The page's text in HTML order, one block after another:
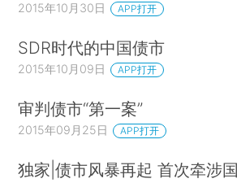
2015年10月30日 APP打开
SDR时代的中国债市
2015年10月09日 APP打开
审判债市“第一案”
2015年09月25日 APP打开
独家|债市风暴再起 首次牵涉